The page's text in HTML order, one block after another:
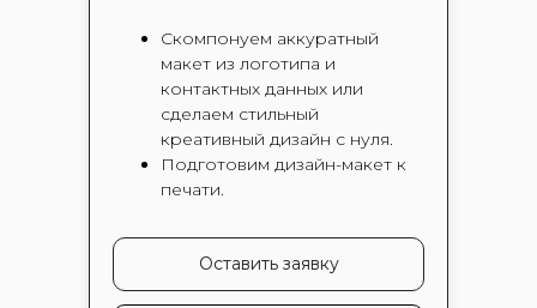
Скомпонуем аккуратный
макет из логотипа и
контактных данных или
сделаем стильный
креативный дизайн с нуля.
Подготовим дизайн-макет к
печати.
Оставить заявку